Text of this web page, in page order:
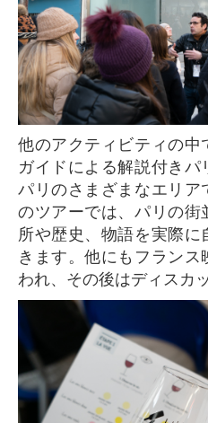
他のアクティビティの中でも、人気なのがプロの
ガイドによる解説付き
パリのさまざまなエリア
のツアーでは、パリの
所や歴史、物語を実際
きます。他にもフラン
われ、その後はディスカ